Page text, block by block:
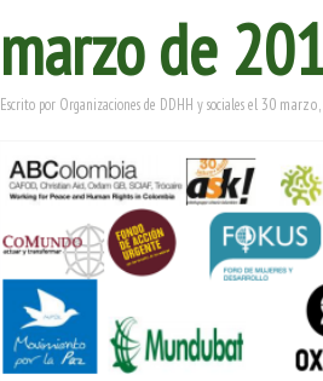
marzo de
Escrito por Organizaciones de DDHH y socialesel 30